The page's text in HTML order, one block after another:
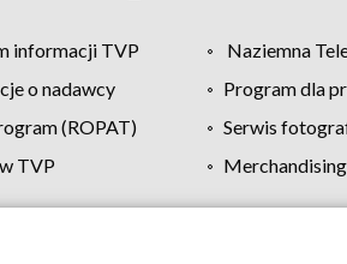
informacji TVP Naziemna
o nadawcy
Program dla
(ROPAT)
Serwis
TVP